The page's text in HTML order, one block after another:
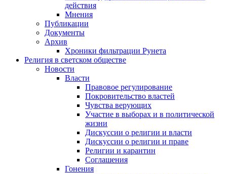
действия
Мнения
Публикации
Документы
Архив
Хроники фильтрации Рунета
Религия в светском обществе
Новости
Власти
Правовое регулирование
Покровительство властей
Чувства верующих
Участие в выборах и в политической
жизни
Дискуссии о религии и власти
Дискуссии о религии и праве
Религии и карантин
Соглашения
Гонения